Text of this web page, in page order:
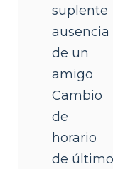
suplente
ausencia
de un
amigo
Cambio
de
horario
de último